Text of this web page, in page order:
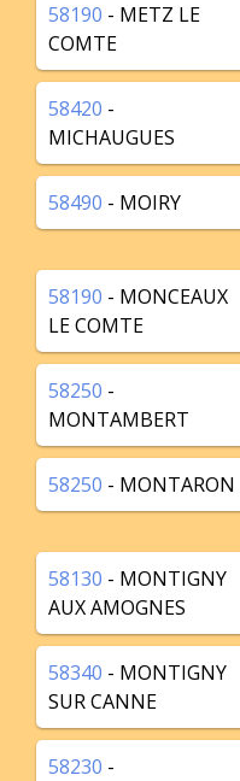
58190 - METZ LE
COMTE
58420 -
MICHAUGUES
58490 - MOIRY
58190 - MONCEAUX
LE COMTE
58250 -
MONTAMBERT
58250 - MONTARON
58130 - MONTIGNY
AUX AMOGNES
58340 - MONTIGNY
SUR CANNE
58230 -